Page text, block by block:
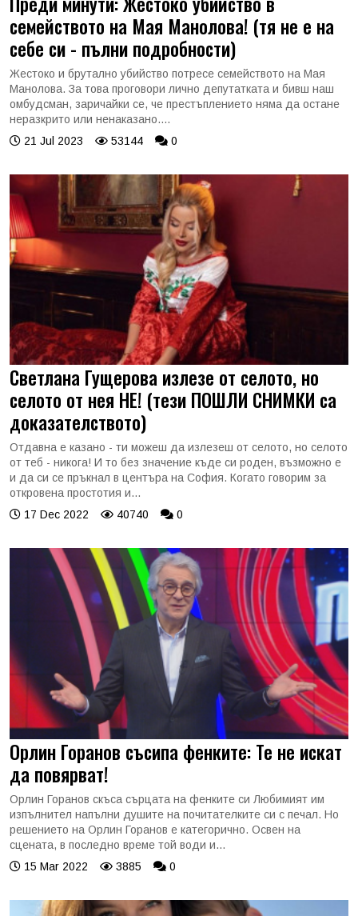
семейството на Мая Манолова! (тя не е на
себе си - пълни подробности)
Жестоко и брутално убийство потресе семейството на Мая
Манолова. За това проговори лично депутатката и бивш наш
омбудсман, заричайки се, че престъплението няма да остане
неразкрито или ненаказано....
21 Jul 2023
53144 0
Светлана Гущерова излезе от селото, но
селото от нея НЕ! (тези ПОШЛИ СНИМКИ са
доказателството)
Отдавна е казано - ти можеш да излезеш от селото, но селото
от теб - никога! И то без значение къде си роден, възможно е
и да си се пръкнал в центъра на София. Когато говорим за
откровена простотия и...
17 Dec 2022
40740 0
Орлин Горанов съсипа фенките: Те не искат
да повярват!
Орлин Горанов скъса сърцата на фенките си Любимият им
изпълнител напълни душите на почитателките си с печал. Но
решението на Орлин Горанов е категорично. Освен на
сцената, в последно време той води и...
15 Mar 2022
3885 0